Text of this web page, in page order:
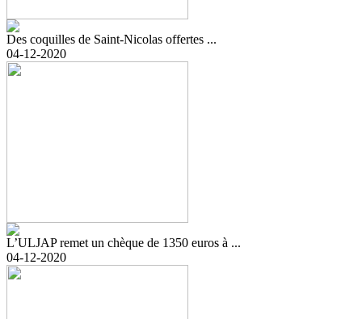
Des coquilles de Saint-Nicolas offertes ...
04-12-2020
L’ULJAP remet un chèque de 1350 euros à ...
04-12-2020